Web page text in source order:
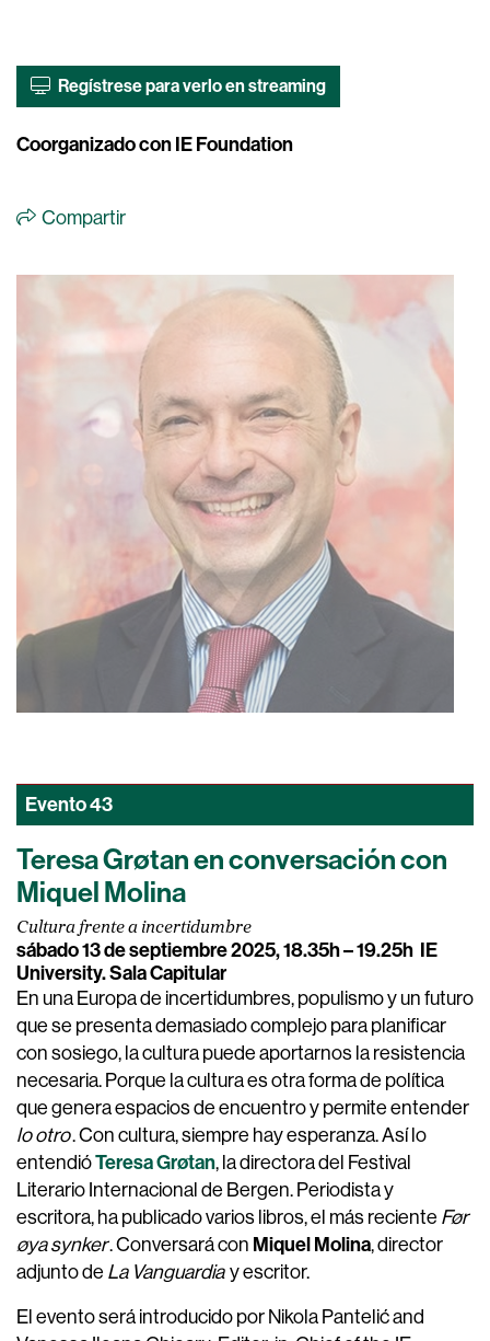
Regístrese para verlo en streaming
Coorganizado con IE Foundation
Compartir
Evento43
Teresa Grøtan en conversación con
Miquel Molina
Cultura frente a incertidumbre
sábado 13 de septiembre 2025, 18.35h – 19.25h IE
University. Sala Capitular
En una Europa de incertidumbres, populismo y un futuro
que se presenta demasiado complejo para planificar
con sosiego, la cultura puede aportarnos la resistencia
necesaria. Porque la cultura es otra forma de política
que genera espacios de encuentro y permite entender
lo otro. Con cultura, siempre hay esperanza. Así lo
entendióTeresa Grøtan, la directora del Festival
Literario Internacional de Bergen. Periodista y
escritora, ha publicado varios libros, el más reciente Før
øya synker. Conversará con Miquel Molina, director
adjunto de La Vanguardia y escritor.
El evento será introducido por Nikola Pantelić and